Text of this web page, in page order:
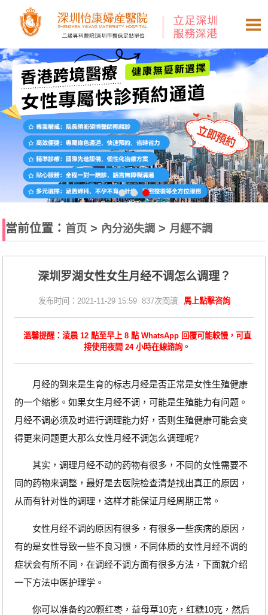
當前位置： 首页 > 內分泌失調 > 月經不調
深圳罗湖女性女生月经不调怎么调理？
发布时间：2021-11-29 15:59 837次閱讀 馬上點擊咨詢
溫馨提醒：淩晨 12 點至早上 8 點 WhatsApp 回覆可能較慢，可直
接使用夜間 24 小時在線諮詢。
月经的到来是生育的标志月经是否正常是女性生殖健康
的一个缩影。如果女生月经不调，可能是生殖能力有问题。
月经不调必须及时进行调理能力好，否则生殖健康可能会变
得更来问题更大那么女性月经不调怎么调理呢?
其实，调理月经不动的药物有很多，不同的女性需要不
同的药物来调整，最好是去医院检查清楚找出真正的原因，
从而有针对性的调理，这样才能保证月经周期正常。
女性月经不调的原因有很多，有很多一些疾病的原因，
有的是女性导致一些不良习惯，不同体质的女性月经不调的
症状会有所不同，在调经不调方面有很多方法，下面就介绍
一下方法中医护理学。
你可以准备约20颗红枣，益母草10克，红糖10克，然后